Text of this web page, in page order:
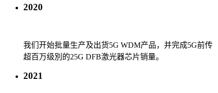
2020
我们开始批量生产及出货5G WDM产品，并完成5G前传
超百万级別的25G DFB激光器芯片销量。
2021